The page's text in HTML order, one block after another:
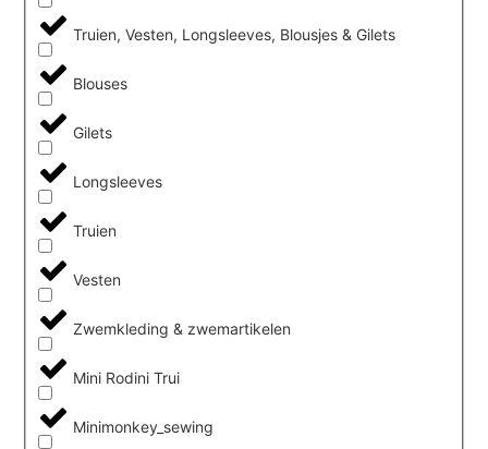
Truien, Vesten, Longsleeves, Blousjes & Gilets
Blouses
Gilets
Longsleeves
Truien
Vesten
Zwemkleding & zwemartikelen
Mini Rodini Trui
Minimonkey_sewing